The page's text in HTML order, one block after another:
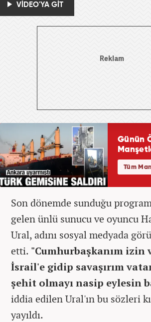
VİDEO'YA GİT
Son dönemde sunduğu
gelen ünlü sunucu ve oyuncu
Ural, adını sosyal medyada
etti. "Cumhurbaşkanım izin
İsrail'e gidip savaşırım
şehit olmayı nasip eylesin
iddia edilen Ural'ın bu sözleri
yayıldı.